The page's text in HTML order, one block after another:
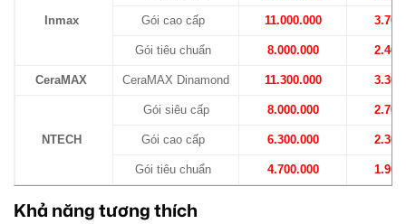
Inmax Gói cao cấp 11.000.000
Gói tiêu chuẩn 8.000.000
CeraMAX CeraMAX Dinamond 11.300.000
NTECH
Gói siêu cấp 8.000.000
Gói cao cấp 6.300.000
Gói tiêu chuẩn 4.700.000
Khả năng tương thích